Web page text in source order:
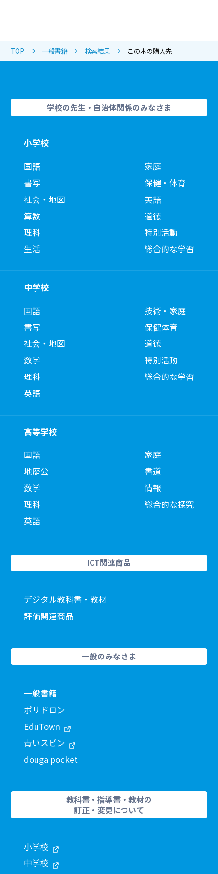
TOP 一般書籍 検索結果 この本の購入先
学校の先生・自治体関係のみなさま
小学校
国語
書写
社会・地図
算数
理科
生活
家庭
保健・体育
英語
道徳
特別活動
総合的な学習
中学校
国語
書写
社会・地図
数学
理科
英語
技術・家庭
保健体育
道徳
特別活動
総合的な学習
高等学校
国語
地歴公
数学
理科
英語
家庭
書道
情報
総合的な探究
ICT関連商品
デジタル教科書・教材
評価関連商品
一般のみなさま
一般書籍
ポリドロン
EduTown
青いスピン
douga pocket
教科書・指導書・教材の
訂正・変更について
小学校
中学校